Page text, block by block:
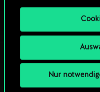
Nur
WIE WÄR’S MIT